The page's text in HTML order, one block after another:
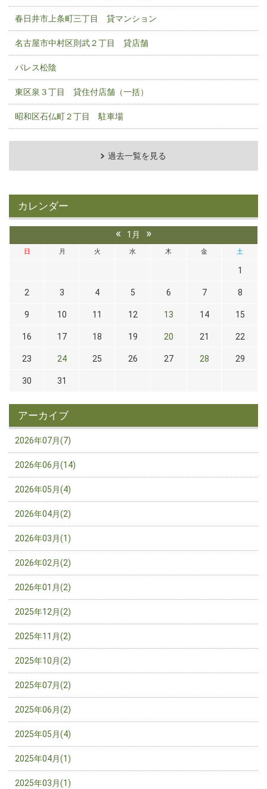
春日井市上条町三丁目 貸マンション
名古屋市中村区則武２丁目 貸店舗
パレス松陰
東区泉３丁目 貸住付店舗（一括）
昭和区石仏町２丁目 駐車場
過去一覧を見る
カレンダー
« 1月 »
日 月 火 水 木 金 土
1
2 3 4 5 6 7 8
9 10 11 12 13 14 15
16 17 18 19 20 21 22
23 24 25 26 27 28 29
30 31
アーカイブ
2026年07月(7)
2026年06月(14)
2026年05月(4)
2026年04月(2)
2026年03月(1)
2026年02月(2)
2026年01月(2)
2025年12月(2)
2025年11月(2)
2025年10月(2)
2025年07月(2)
2025年06月(2)
2025年05月(4)
2025年04月(1)
2025年03月(1)